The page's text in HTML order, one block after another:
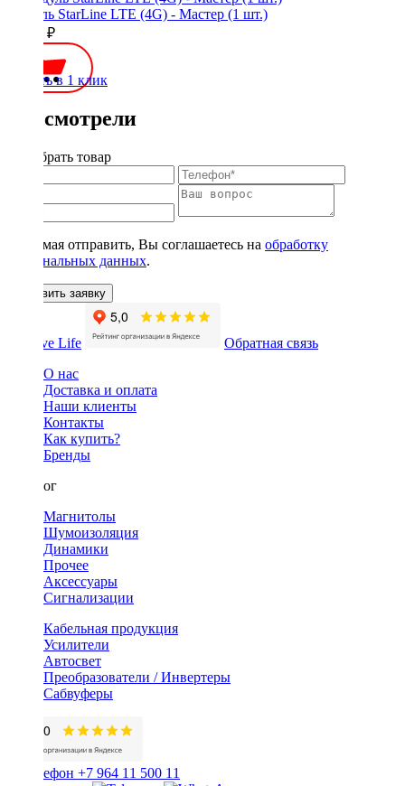
Модуль StarLine LTE (4G) - Мастер (1 шт.)
11100 ₽
Купить в 1 клик
Вы смотрели
Подобрать товар
Нажимая отправить, Вы соглашаетесь на обработку
персональных данных.
Оставить заявку
Обратная связь
О нас
Доставка и оплата
Наши клиенты
Контакты
Как купить?
Бренды
Каталог
Магнитолы
Шумоизоляция
Динамики
Прочее
Аксессуары
Сигнализации
Кабельная продукция
Усилители
Автосвет
Преобразователи / Инвертеры
Сабвуферы
+7 964 11 500 11